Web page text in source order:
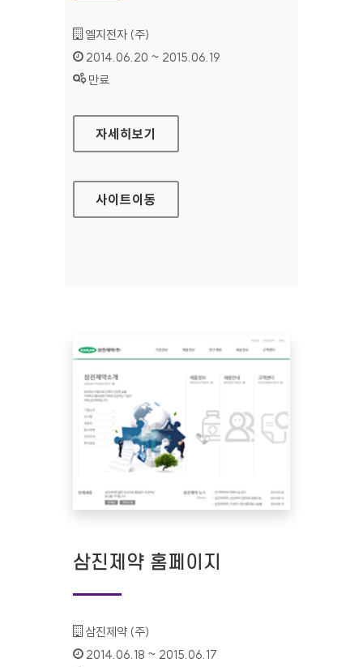
기관명 :
엘지전자 (주)
인증기간 :
2014.06.20 ~ 2015.06.19
상태 :
만료
LG 시스템 에어컨 홈페이지
자세히보기
사이트이동
삼진제약 홈페이지
기관명 :
삼진제약 (주)
인증기간 :
2014.06.18 ~ 2015.06.17